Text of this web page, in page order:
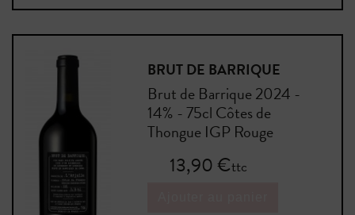
BRUT DE BARRIQUE
Brut de Barrique 2024 -
14% - 75cl Côtes de
Thongue IGP Rouge
Prix13,90 €ttc